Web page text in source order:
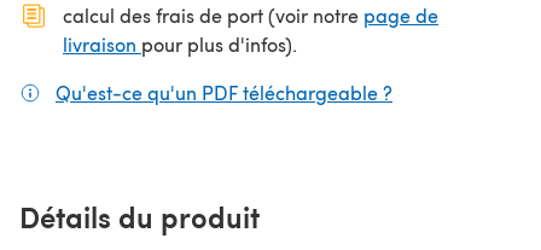
calcul des frais de port (voir notre page de
livraison (s'ouvre dans un nouvel onglet)
pour plus d'infos).
Qu'est-ce qu'un PDF téléchargeable ?
Détails du produit